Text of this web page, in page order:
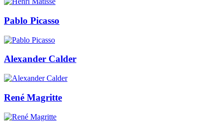
Pablo Picasso
Alexander Calder
René Magritte